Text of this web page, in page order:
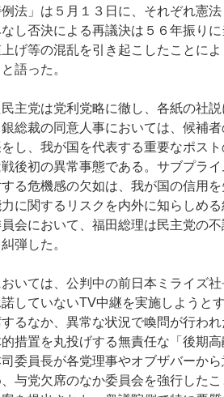
法」は５月１３日に、それぞれ憲
し否決による再議決は５６年振りに
げ等の混乱を引き起こしたことに
語った。
主党は党利党略に徹し、各紙の社
総裁の同意人事においては、候補
し、我が国を代表する重要なポス
後初の異常事態である。サブプラ
る危機感の欠如は、我が国の信用
に関するリスクを内外に知らしめる
会において、福田総理は民主党の
弾した。
いては、公判中の前日本ミライズ
していないTV中継を実施しようと
るなか、異常な状況で喚問が行わ
措置を丸投げする無責任な「後期
委員長が各党理事やオブザバーから
与党欠席のなか委員会を強行した